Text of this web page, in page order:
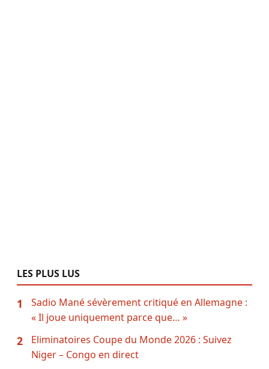
LES PLUS LUS
1
Sadio Mané sévèrement critiqué en Allemagne :
« Il joue uniquement parce que… »
2
Eliminatoires Coupe du Monde 2026 : Suivez
Niger – Congo en direct